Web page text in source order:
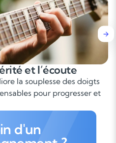
et l’écoute
la souplesse des doigts
pour progresser et
d'un